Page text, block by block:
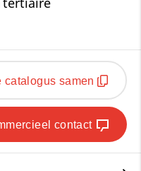
catalogus samen
contact